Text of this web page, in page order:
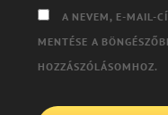
A NEVEM, E-MAIL-
MENTÉSE A
HOZZÁSZÓLÁSOMHOZ.